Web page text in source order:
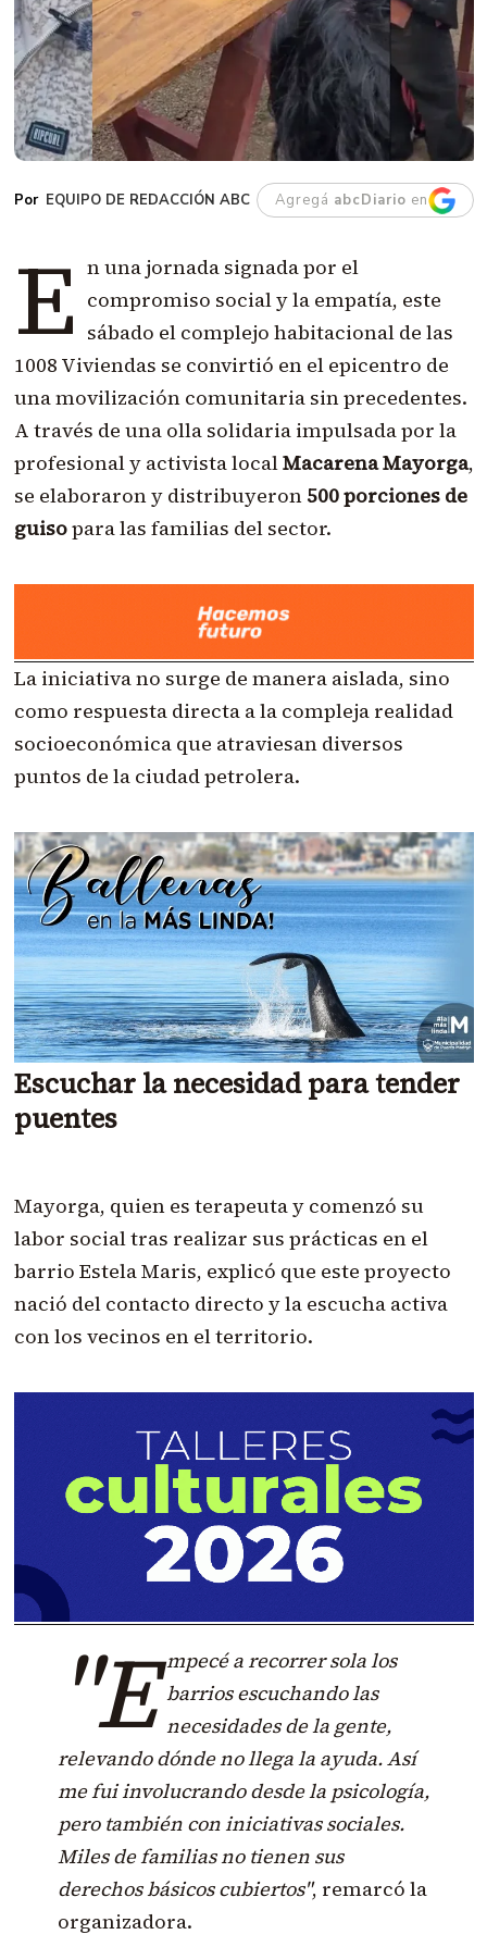
EQUIPO DE REDACCIÓN ABC Agregá abcDiario en
E n una jornada signada por el
compromiso social y la empatía, este
sábado el complejo habitacional de las
1008 Viviendas se convirtió en el epicentro de
una movilización comunitaria sin precedentes.
A través de una olla solidaria impulsada por la
profesional y activista localMacarena Mayorga,
se elaboraron y distribuyeron 500 porciones de
guisopara las familias del sector.
La iniciativa no surge de manera aislada, sino
como respuesta directa a la compleja realidad
socioeconómica que atraviesan diversos
puntos de la ciudad petrolera.
Escuchar la necesidad para tender
puentes
Mayorga, quien es terapeuta y comenzó su
labor social tras realizar sus prácticas en el
barrio Estela Maris, explicó que este proyecto
nació del contacto directo y la escucha activa
con los vecinos en el territorio.
"E mpecé a recorrer sola los
barrios escuchando las
necesidades de la gente,
relevando dónde no llega la ayuda. Así
me fui involucrando desde la psicología,
pero también con iniciativas sociales.
Miles de familias no tienen sus
derechos básicos cubiertos", remarcó la
organizadora.